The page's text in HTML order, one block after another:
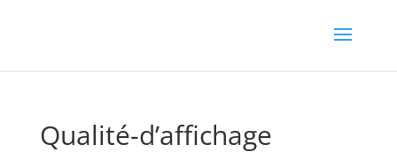
Qualité-d’affichage